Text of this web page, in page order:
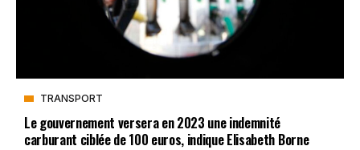
TRANSPORT
Le gouvernement versera en 2023 une indemnité
carburant ciblée de 100 euros, indique Elisabeth Borne